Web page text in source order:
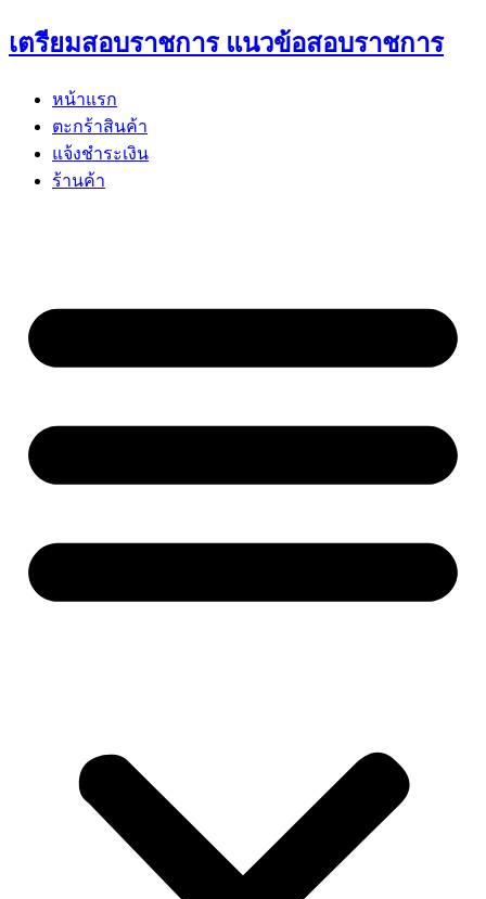
Skip
to
เตรียมสอบราชการ แนวข้อสอบราชการ
หน้าแรก
ตะกร้าสินค้า
แจ้งชำระเงิน
ร้านค้า